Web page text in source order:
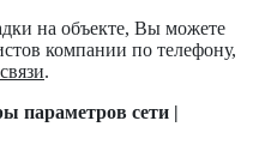
на объекте, Вы можете
компании по телефону,
.
параметров сети |